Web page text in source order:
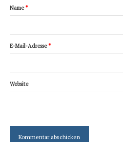
Name*
E-Mail-Adresse*
Website